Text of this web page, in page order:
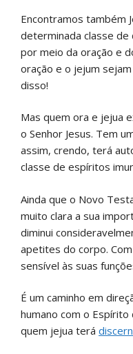
Encontramos também
determinada classe
por meio da oração e
oração e o jejum
disso!
Mas quem ora e jejua
o Senhor Jesus. Tem
assim, crendo, terá
classe de espíritos
Ainda que o Novo
muito clara a sua
diminui
apetites do corpo.
sensível às suas
É um caminho em
humano com o
quem jejua terá